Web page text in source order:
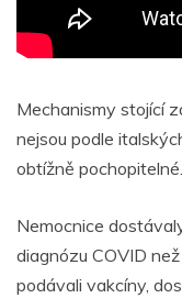
Mechanismy stojící
nejsou podle
obtížně pochopitelné.
Nemocnice
diagnózu COVID
podávali vakcíny,